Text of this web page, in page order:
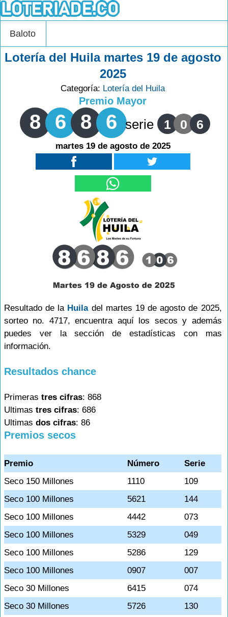
Baloto
Lotería del Huila martes 19 de agosto
2025
Categoría: Lotería del Huila
Premio Mayor
8 6 8 6 serie 1 0 6
martes 19 de agosto de 2025
Resultado de la Huiladel martes 19 de agosto de 2025,
sorteo no. 4717, encuentra aquí los secos y además
puedes ver la sección de estadísticas con mas
información.
Resultados chance
Primeras tres cifras: 868
Ultimas tres cifras: 686
Ultimas dos cifras: 86
Premios secos
Premio Número
Serie
Seco 150 Millones
1110
109
Seco 100 Millones
5621
144
Seco 100 Millones
4442
073
Seco 100 Millones
5329
049
Seco 100 Millones
5286
129
Seco 100 Millones
0907
007
Seco 30 Millones
6415
074
Seco 30 Millones
5726
130